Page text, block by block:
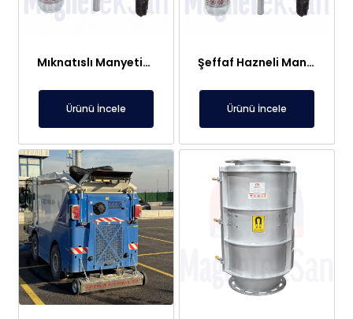
Mıknatıslı Manyetik Tutucu Filtre Mıknatıs – Petek ve Kombi Temizliği
Ürünü İncele
Şeffaf Hazneli Manyetik Çubuk Filtre – Ekonomik ve Yüksek Verimli Metal Tutucu
Ürünü İncele